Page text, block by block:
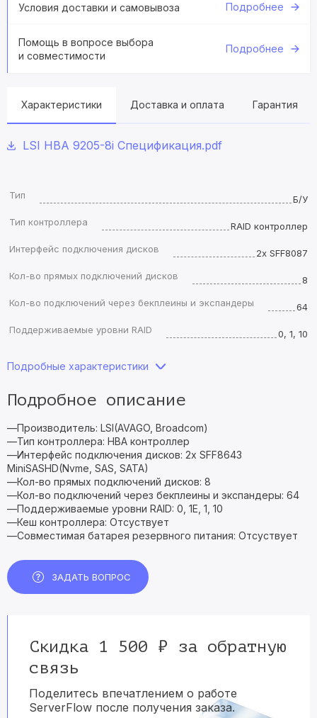
Условия доставки и самовывоза Подробнее
Помощь в вопросе выбора
и совместимости
Подробнее
Характеристики Доставка и оплата Гарантия
LSI HBA 9205-8i Спецификация.pdf
Тип
Б/У
Тип контроллера
RAID контроллер
Интерфейс подключения дисков
2x SFF8087
Кол-во прямых подключений дисков
8
Кол-во подключений через бекплеины и экспандеры
64
Поддерживаемые уровни RAID
0, 1, 10
Подробные характеристики
Подробное описание
—Производитель: LSI(AVAGO, Broadcom)
—Тип контроллера: HBA контроллер
—Интерфейс подключения дисков: 2x SFF8643
MiniSASHD(Nvme, SAS, SATA)
—Кол-во прямых подключений дисков: 8
—Кол-во подключений через бекплеины и экспандеры: 64
—Поддерживаемые уровни RAID: 0, 1E, 1, 10
—Кеш контроллера: Отсуствует
—Совместимая батарея резервного питания: Отсуствует
ЗАДАТЬ ВОПРОС
Скидка 1 500 ₽ за обратную
связь
Поделитесь впечатлением о работе
ServerFlow после получения заказа.